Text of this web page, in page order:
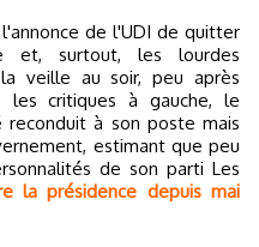
de l'UDI de quitter
et, surtout, les lourdes
veille au soir, peu après
les critiques à gauche, le
à son poste mais
estimant que peu
de son parti Les
la présidence depuis mai